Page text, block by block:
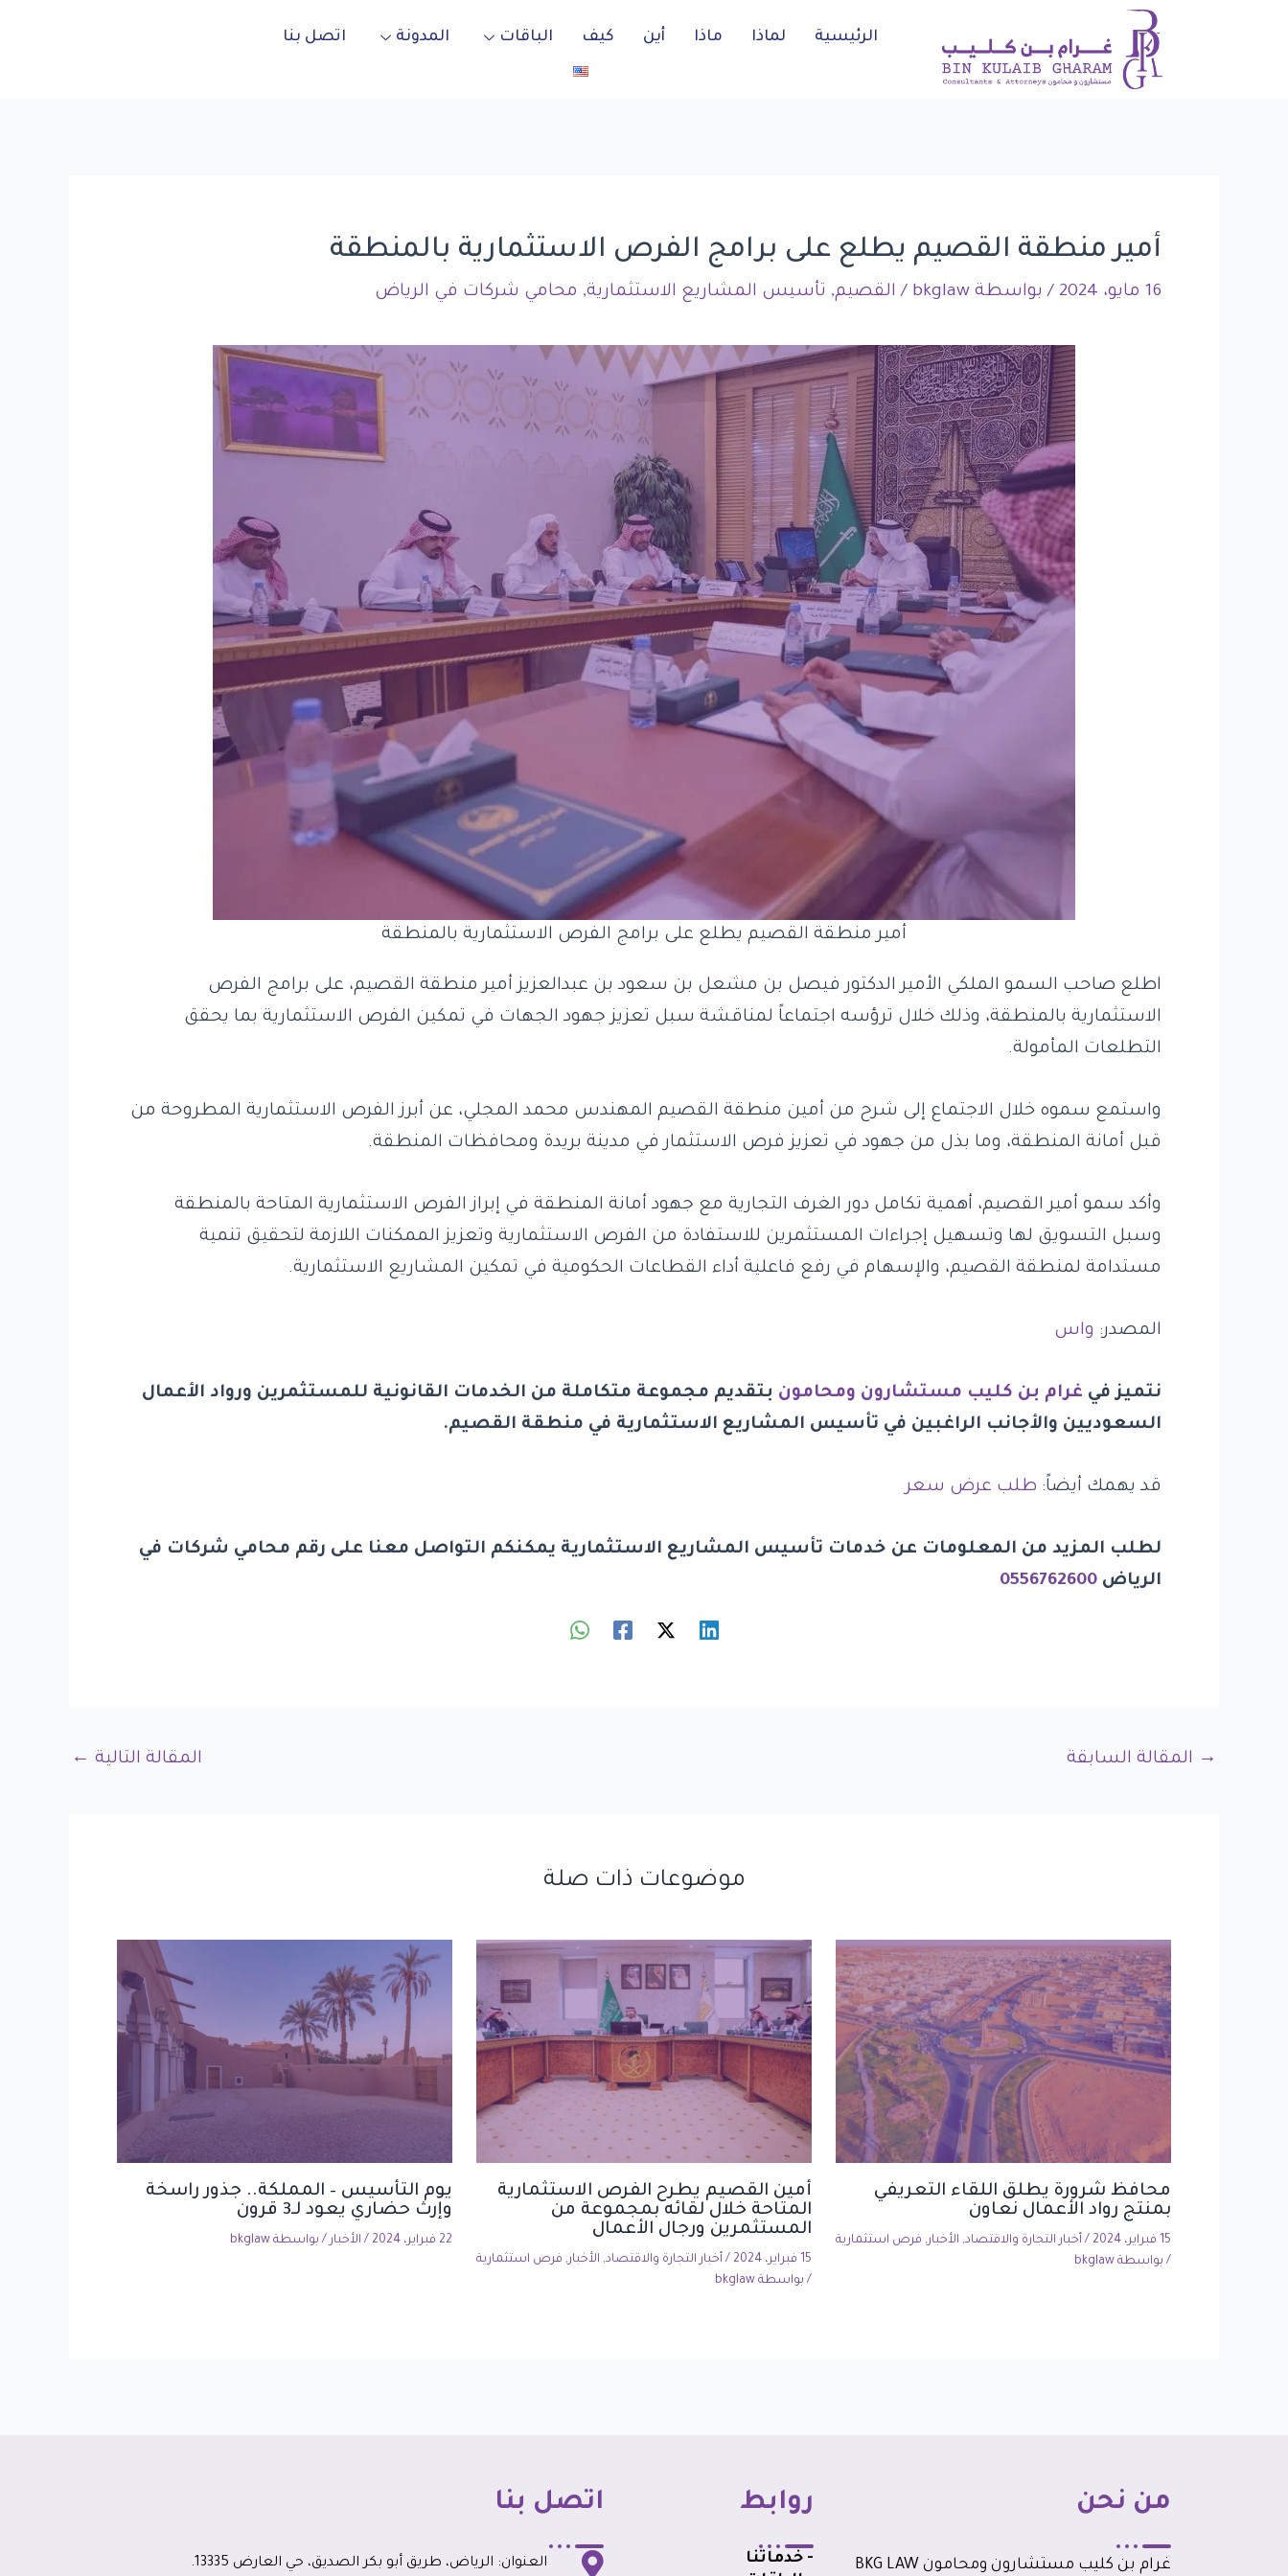
الرئيسية لماذا ماذا أين كيف الباقات المدونة اتصل بنا
أمير منطقة القصيم يطلع على برامج الفرص الاستثمارية بالمنطقة
16 مايو، 2024 / بواسطة bkglaw
/ القصيم, تأسيس المشاريع الاستثمارية, محامي شركات في الرياض
أمير منطقة القصيم يطلع على برامج الفرص الاستثمارية بالمنطقة
اطلع صاحب السمو الملكي الأمير الدكتور فيصل بن مشعل بن سعود بن عبدالعزيز أمير منطقة القصيم، على برامج الفرص
الاستثمارية بالمنطقة، وذلك خلال ترؤسه اجتماعاً لمناقشة سبل تعزيز جهود الجهات في تمكين الفرص الاستثمارية بما يحقق
التطلعات المأمولة.
واستمع سموه خلال الاجتماع إلى شرح من أمين منطقة القصيم المهندس محمد المجلي، عن أبرز الفرص الاستثمارية المطروحة من
قبل أمانة المنطقة، وما بذل من جهود في تعزيز فرص الاستثمار في مدينة بريدة ومحافظات المنطقة.
وأكد سمو أمير القصيم، أهمية تكامل دور الغرف التجارية مع جهود أمانة المنطقة في إبراز الفرص الاستثمارية المتاحة بالمنطقة
وسبل التسويق لها وتسهيل إجراءات المستثمرين للاستفادة من الفرص الاستثمارية وتعزيز الممكنات اللازمة لتحقيق تنمية
مستدامة لمنطقة القصيم، والإسهام في رفع فاعلية أداء القطاعات الحكومية في تمكين المشاريع الاستثمارية.
المصدر: واس
نتميز في غرام بن كليب مستشارون ومحامون بتقديم مجموعة متكاملة من الخدمات القانونية للمستثمرين ورواد الأعمال
السعوديين والأجانب الراغبين في تأسيس المشاريع الاستثمارية في منطقة القصيم.
قد يهمك أيضاً: طلب عرض سعر
لطلب المزيد من المعلومات عن خدمات تأسيس المشاريع الاستثمارية يمكنكم التواصل معنا على رقم محامي شركات في
الرياض 0556762600
navigation
→ المقالة السابقة المقالة التالية ←
موضوعات ذات صلة
محافظ شرورة يطلق اللقاء التعريفي
بمنتج رواد الأعمال نعاون
15 فبراير، 2024 / أخبار التجارة والاقتصاد, الأخبار, فرص استثمارية
/ بواسطة bkglaw
أمين القصيم يطرح الفرص الاستثمارية
المتاحة خلال لقائه بمجموعة من
المستثمرين ورجال الأعمال
15 فبراير، 2024 / أخبار التجارة والاقتصاد, الأخبار, فرص استثمارية
/ بواسطة bkglaw
يوم التأسيس – المملكة.. جذور راسخة
وإرث حضاري يعود لـ3 قرون
22 فبراير، 2024 / الأخبار / بواسطة bkglaw
من نحن
غرام بن كليب مستشارون ومحامون BKG LAW
روابط
- خدماتنا
اتصل بنا
العنوان: الرياض، طريق أبو بكر الصديق، حي العارض 13335.